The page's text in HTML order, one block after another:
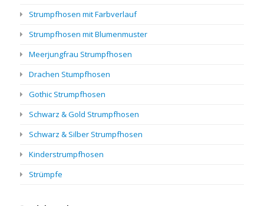
Strumpfhosen mit Farbverlauf
Strumpfhosen mit Blumenmuster
Meerjungfrau Strumpfhosen
Drachen Stumpfhosen
Gothic Strumpfhosen
Schwarz & Gold Strumpfhosen
Schwarz & Silber Strumpfhosen
Kinderstrumpfhosen
Strümpfe